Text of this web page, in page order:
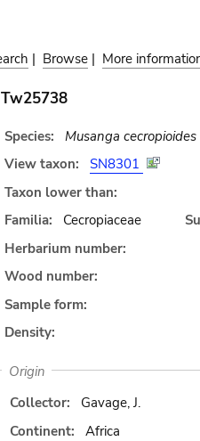
| Browse | More
Tw25738
Species: Musanga cecropioides
View taxon:
SN8301
Taxon lower than:
Familia:
Cecropiaceae
Herbarium number:
Wood number:
Sample form:
Density:
Origin
Collector:
Gavage, J.
Continent:
Africa